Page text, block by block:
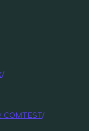
/
COMTEST/